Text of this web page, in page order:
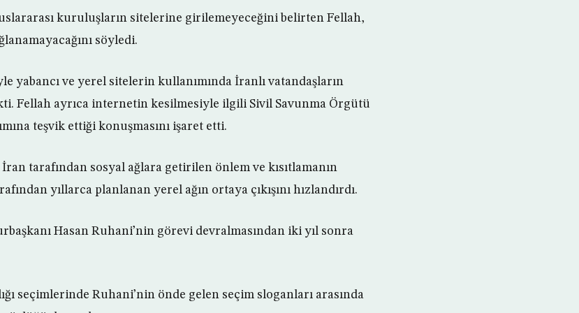
kuruluşların sitelerine girilemeyeceğini belirten Fellah,
söyledi.
yabancı ve yerel sitelerin kullanımında İranlı vatandaşların
Fellah ayrıca internetin kesilmesiyle ilgili Sivil Savunma Örgütü
teşvik ettiği konuşmasını işaret etti.
tarafından sosyal ağlara getirilen önlem ve kısıtlamanın
yıllarca planlanan yerel ağın ortaya çıkışını hızlandırdı.
Hasan Ruhani’nin görevi devralmasından iki yıl sonra
seçimlerinde Ruhani’nin önde gelen seçim sloganları arasında